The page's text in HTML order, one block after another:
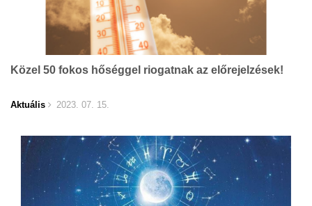
Közel 50 fokos hőséggel riogatnak az előrejelzések!
Aktuális 2023. 07. 15.